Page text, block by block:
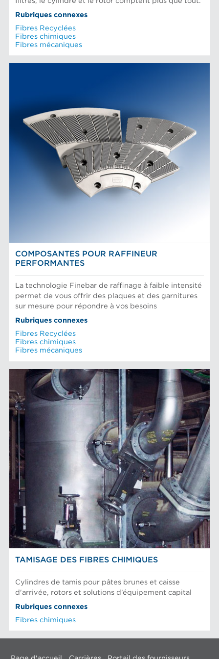
Rubriques connexes
Fibres Recyclées
Fibres chimiques
Fibres mécaniques
COMPOSANTES POUR RAFFINEUR
PERFORMANTES
La technologie Finebar de raffinage à faible intensité
permet de vous offrir des plaques et des garnitures
sur mesure pour répondre à vos besoins
Rubriques connexes
Fibres Recyclées
Fibres chimiques
Fibres mécaniques
TAMISAGE DES FIBRES CHIMIQUES
Cylindres de tamis pour pâtes brunes et caisse
d'arrivée, rotors et solutions d’équipement capital
Rubriques connexes
Fibres chimiques